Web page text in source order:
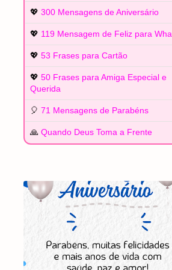
💖 300 Mensagens de Aniversário
💖 119 Mensagem de Feliz para
💖 53 Frases para Cartão
💖 50 Frases para Amiga Especial e
Querida
🎈 71 Mensagens de Parabéns
🙏 Quando Deus Toma a Frente